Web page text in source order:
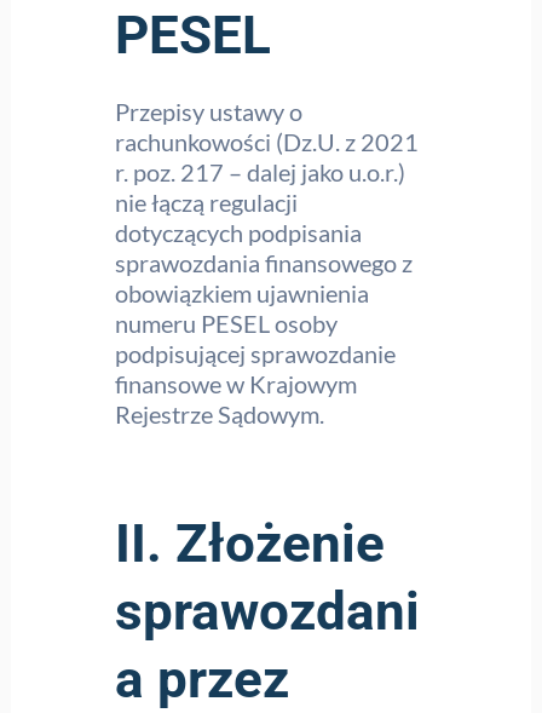
PESEL
Przepisy ustawy o
rachunkowości (Dz.U. z 2021
r. poz. 217 – dalej jako u.o.r.)
nie łączą regulacji
dotyczących podpisania
sprawozdania finansowego z
obowiązkiem ujawnienia
numeru PESEL osoby
podpisującej sprawozdanie
finansowe w Krajowym
Rejestrze Sądowym.
II. Złożenie
sprawozdani
a przez